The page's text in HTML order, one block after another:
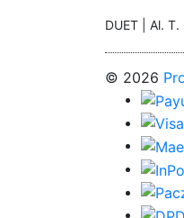
DUET | Al.
© 2026